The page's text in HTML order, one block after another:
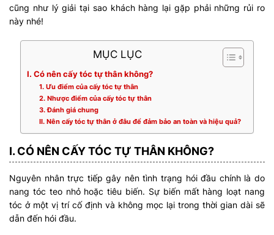
cũng như lý giải tại sao khách hàng lại gặp phải những rủi ro
này nhé!
MỤC LỤC
I. Có nên cấy tóc tự thân không?
1. Ưu điểm của cấy tóc tự thân
2. Nhược điểm của cấy tóc tự thân
3. Đánh giá chung
II. Nên cấy tóc tự thân ở đâu để đảm bảo an toàn và hiệu quả?
I. CÓ NÊN CẤY TÓC TỰ THÂN KHÔNG?
Nguyên nhân trực tiếp gây nên tình trạng hói đầu chính là do
nang tóc teo nhỏ hoặc tiêu biến. Sự biến mất hàng loạt nang
tóc ở một vị trí cố định và không mọc lại trong thời gian dài sẽ
dẫn đến hói đầu.